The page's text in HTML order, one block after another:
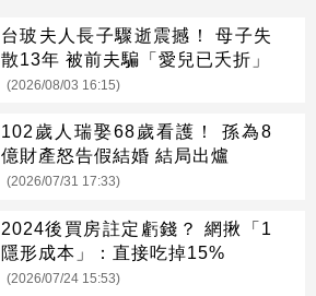
台玻夫人長子驟逝震撼！ 母子失
散13年 被前夫騙「愛兒已夭折」
(2026/08/03 16:15)
102歲人瑞娶68歲看護！ 孫為8
億財產怒告假結婚 結局出爐
(2026/07/31 17:33)
2024後買房註定虧錢？ 網揪「1
隱形成本」：直接吃掉15%
(2026/07/24 15:53)